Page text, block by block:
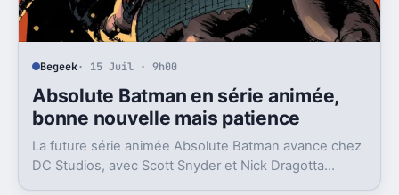
Begeek· 15 Juil · 9h00
Absolute Batman en série animée,
bonne nouvelle mais patience
La future série animée Absolute Batman avance chez
DC Studios, avec Scott Snyder et Nick Dragotta